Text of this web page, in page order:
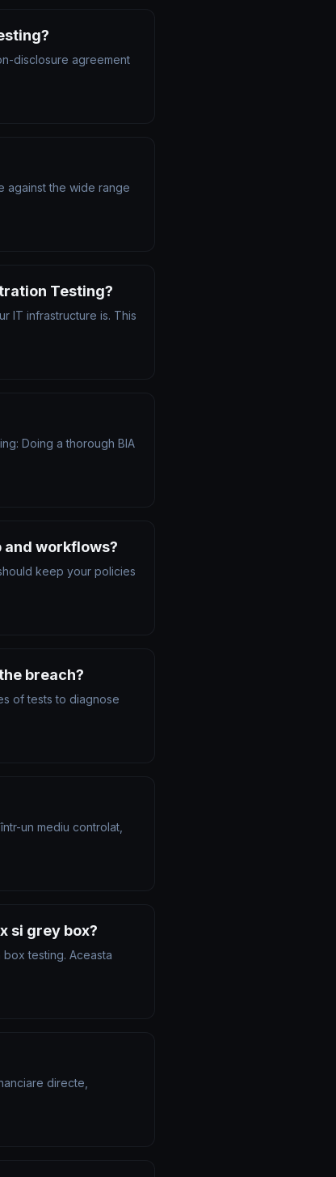
disclosure agreement
against the wide range
Testing?
IT infrastructure is. This
Doing a thorough BIA
and workflows?
keep your policies
breach?
of tests to diagnose
un mediu controlat,
si grey box?
testing. Aceasta
directe,